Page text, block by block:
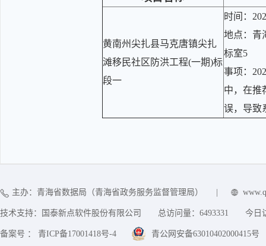
黄南州尖扎县马克唐镇尖扎
滩移民社区防洪工程(一期)标
段一
时间：
地点：青
标室5
事项：
中，在推
误，导致
主办：青海省数据局（青海省政务服务监督管理局）
技术支持：国泰新点软件股份有限公司 总访问量： 6493331 今日
备案号 ： 青ICP备17001418号-4 青公网安备63010402000415号